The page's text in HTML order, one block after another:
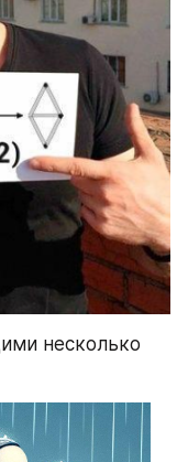
несколько